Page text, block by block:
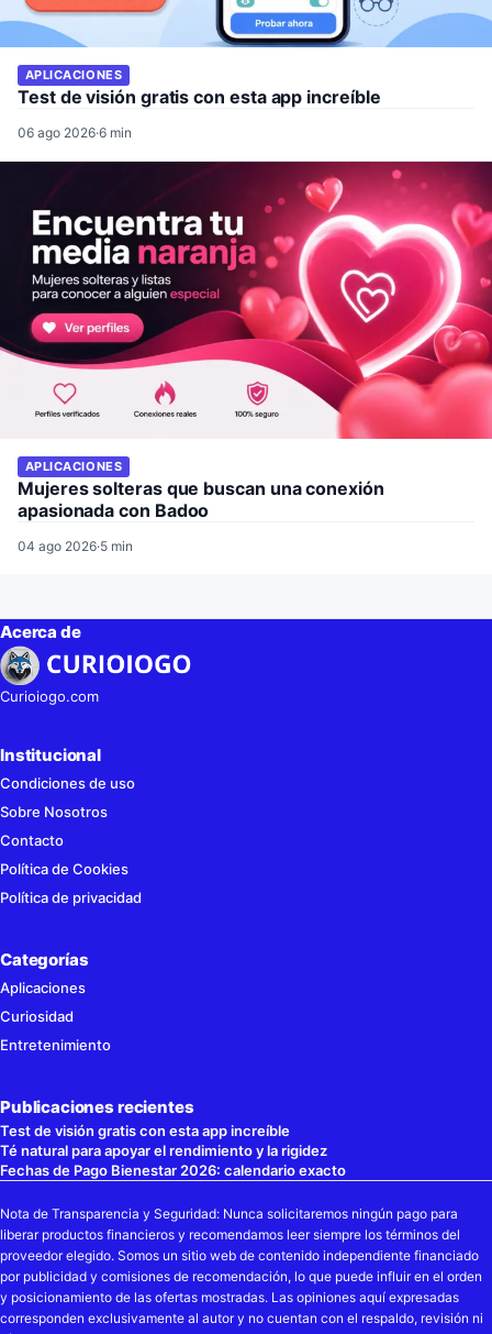
APLICACIONES
Test de visión gratis con esta app increíble
06 ago 2026·6 min
APLICACIONES
Mujeres solteras que buscan una conexión
apasionada con Badoo
04 ago 2026·5 min
Acerca de
Curioiogo.com
Institucional
Condiciones de uso
Sobre Nosotros
Contacto
Política de Cookies
Política de privacidad
Categorías
Aplicaciones
Curiosidad
Entretenimiento
Publicaciones recientes
Test de visión gratis con esta app increíble
Té natural para apoyar el rendimiento y la rigidez
Fechas de Pago Bienestar 2026: calendario exacto
Nota de Transparencia y Seguridad: Nunca solicitaremos ningún pago para
liberar productos financieros y recomendamos leer siempre los términos del
proveedor elegido. Somos un sitio web de contenido independiente financiado
por publicidad y comisiones de recomendación, lo que puede influir en el orden
y posicionamiento de las ofertas mostradas. Las opiniones aquí expresadas
corresponden exclusivamente al autor y no cuentan con el respaldo, revisión ni